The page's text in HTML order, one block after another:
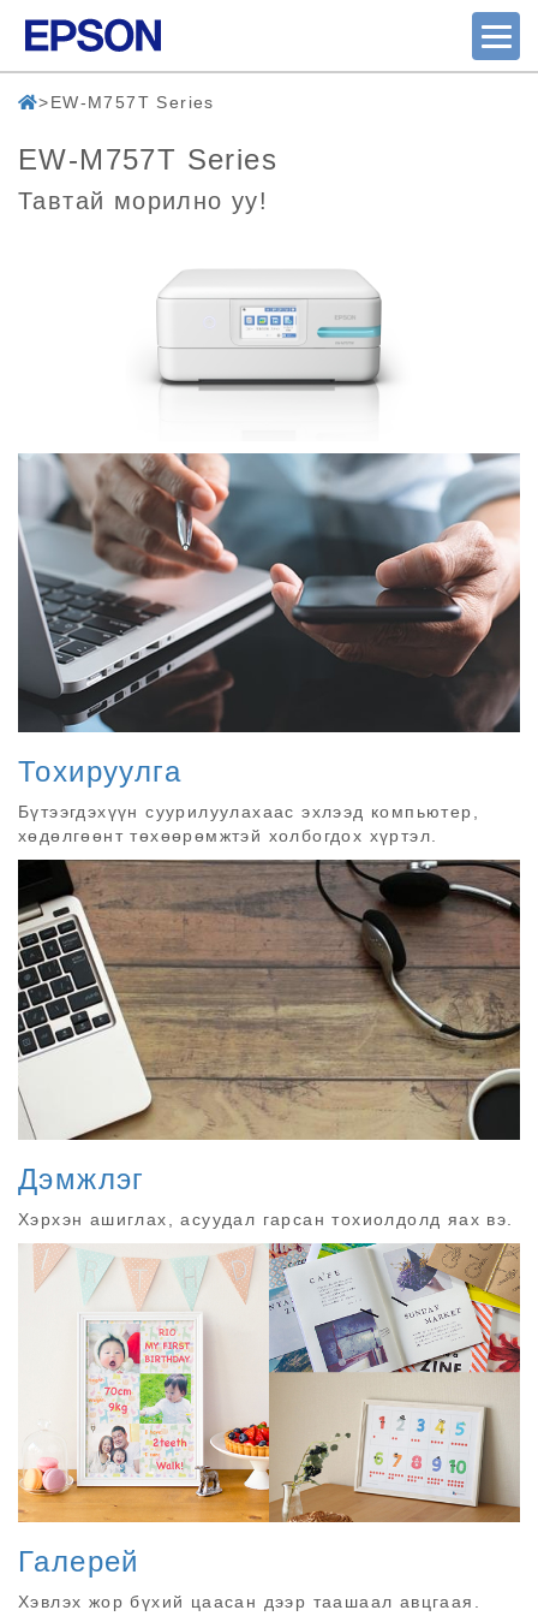
EW-M757T Series
EW-M757T Series
Тавтай морилно уу!
Тохируулга
Бүтээгдэхүүн суурилуулахаас эхлээд компьютер,
хөдөлгөөнт төхөөрөмжтэй холбогдох хүртэл.
Дэмжлэг
Хэрхэн ашиглах, асуудал гарсан тохиолдолд яах вэ.
Галерей
Хэвлэх жор бүхий цаасан дээр таашаал авцгаая.